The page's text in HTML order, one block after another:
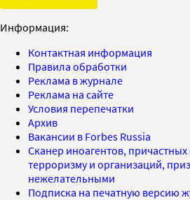
Информация:
Контактная информация
Правила обработки
Реклама в журнале
Реклама на сайте
Условия перепечатки
Архив
Вакансии в Forbes Russia
Сканер иноагентов, причастных
терроризму и организаций,
нежелательными
Подписка на печатную версию